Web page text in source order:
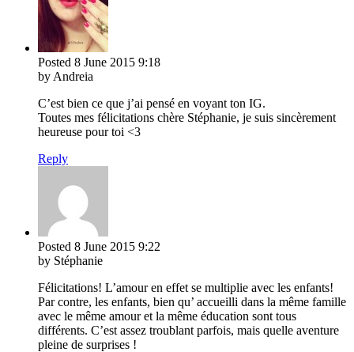
Posted 8 June 2015 9:18
by Andreia
C’est bien ce que j’ai pensé en voyant ton IG.
Toutes mes félicitations chère Stéphanie, je suis sincèrement
heureuse pour toi <3
Reply
Posted 8 June 2015 9:22
by Stéphanie
Félicitations! L’amour en effet se multiplie avec les enfants!
Par contre, les enfants, bien qu’ accueilli dans la même famille
avec le même amour et la même éducation sont tous
différents. C’est assez troublant parfois, mais quelle aventure
pleine de surprises !